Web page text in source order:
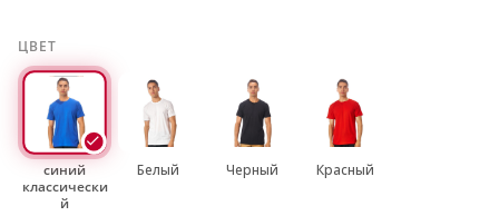
ЦВЕТ
синий
классически
й
Белый Черный Красный